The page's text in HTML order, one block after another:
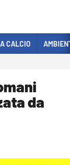
CALCIO
da